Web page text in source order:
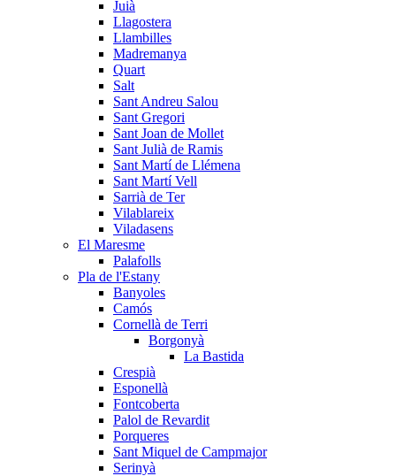
Juià
Llagostera
Llambilles
Madremanya
Quart
Salt
Sant Andreu Salou
Sant Gregori
Sant Joan de Mollet
Sant Julià de Ramis
Sant Martí de Llémena
Sant Martí Vell
Sarrià de Ter
Vilablareix
Viladasens
El Maresme
Palafolls
Pla de l'Estany
Banyoles
Camós
Cornellà de Terri
Borgonyà
La Bastida
Crespià
Esponellà
Fontcoberta
Palol de Revardit
Porqueres
Sant Miquel de Campmajor
Serinyà